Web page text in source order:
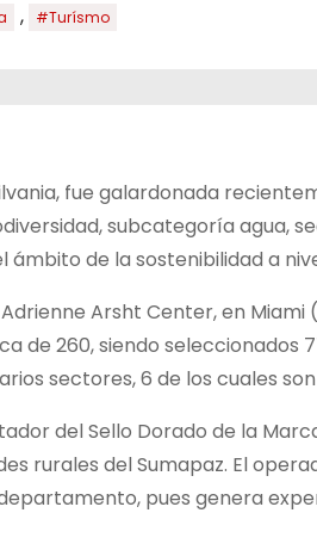
, #Turísmo
fue galardonada
subcategoría agua,
de la sostenibilidad a
Arsht Center, en Miami
de 260, siendo seleccionados
sectores, 6 de los cuales
del Sello Dorado de la
rurales del Sumapaz. El
pues genera